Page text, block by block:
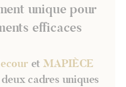
unique pour
efficaces
etMAPIÈCE
cadres uniques